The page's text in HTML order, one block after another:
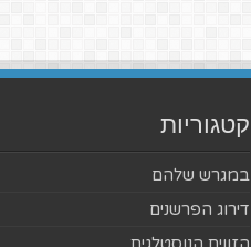
קטגוריות
במגרש שלהם
דירוג הפרשנים